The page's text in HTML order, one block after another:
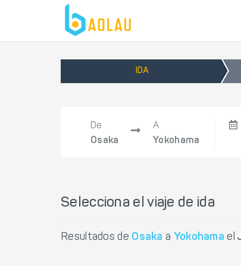
IDA
De
Osaka
A
Yokohama
Selecciona el viaje de ida
Resultados de Osaka a Yokohama el